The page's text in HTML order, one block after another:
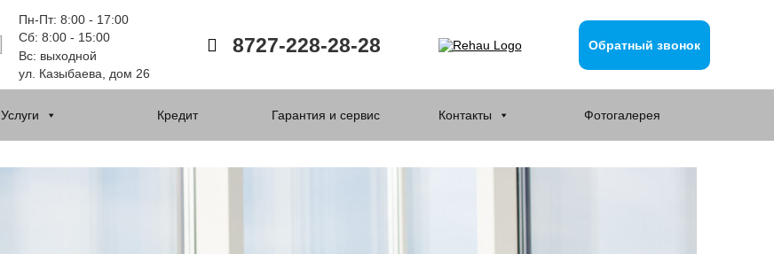
Пн-Пт: 8:00 - 17:00
Сб: 8:00 - 15:00
Вс: выходной
ул. Казыбаева, дом 26
8727-228-28-28 Обратный звонок
Услуги Кредит Гарантия и сервис Контакты Фотогалерея